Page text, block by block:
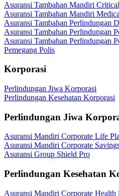
Asuransi Tambahan Mandiri
Asuransi Tambahan Mandiri
Asuransi Tambahan Perlindungan
Asuransi Tambahan Perlindungan
Asuransi Tambahan Perlindungan
Pemegang Polis
Korporasi
Perlindungan Jiwa Korporasi
Perlindungan Kesehatan Korporasi
Perlindungan Jiwa
Asuransi Mandiri Corporate Life
Asuransi Mandiri Corporate
Asuransi Group Shield Pro
Perlindungan Kesehatan
Asuransi Mandiri Corporate Health